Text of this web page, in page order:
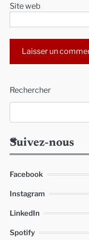
Site web
Rechercher
Suivez-nous
Facebook
Instagram
LinkedIn
Spotify